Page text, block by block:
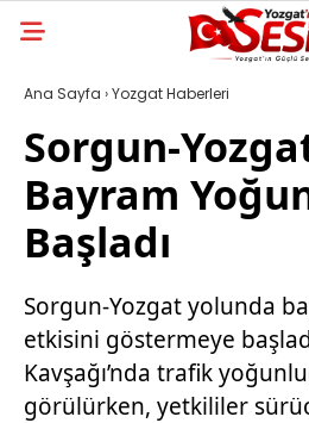
Ana Sayfa ›Yozgat Haberleri
Sorgun-
Bayram
Başladı
Sorgun-Yozgat yolunda
etkisini göstermeye
Kavşağı’nda trafik
görülürken, yetkililer